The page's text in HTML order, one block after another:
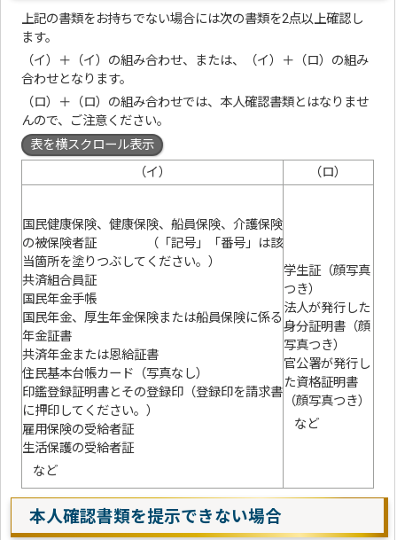
上記の書類をお持ちでない場合には次の書類を2点以上確認し
ます。
（イ）＋（イ）の組み合わせ、または、（イ）＋（ロ）の組み
合わせとなります。
（ロ）＋（ロ）の組み合わせでは、本人確認書類とはなりませ
んので、ご注意ください。
表を横スクロール表示
（イ）
（ロ）
国民健康保険、健康保険、船員保険、介護保険
の被保険者証 （「記号」「番号」は該
当箇所を塗りつぶしてください。）
共済組合員証
国民年金手帳
国民年金、厚生年金保険または船員保険に係る
年金証書
共済年金または恩給証書
住民基本台帳カード（写真なし）
印鑑登録証明書とその登録印（登録印を請求書
に押印してください。）
雇用保険の受給者証
生活保護の受給者証
など
学生証（顔写真
つき）
法人が発行した
身分証明書（顔
写真つき）
官公署が発行し
た資格証明書
（顔写真つき）
など
本人確認書類を提示できない場合